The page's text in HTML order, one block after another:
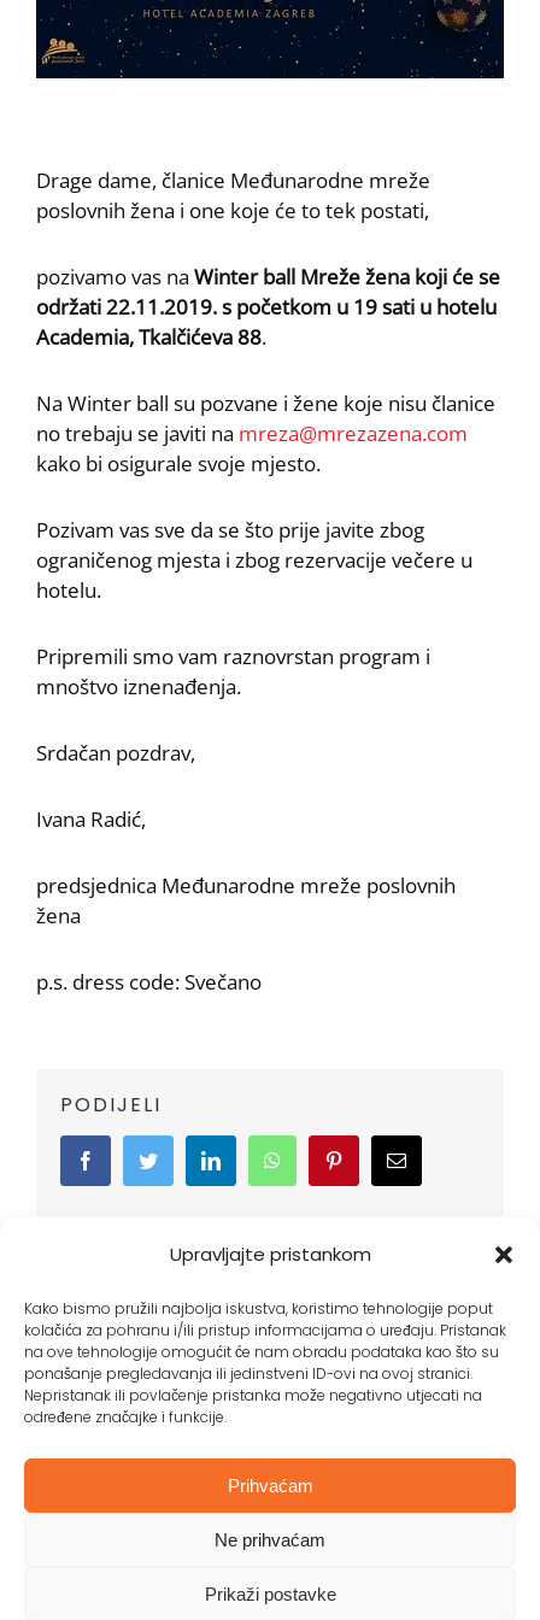
Upravljajte pristankom
Kako bismo pružili najbolja iskustva, koristimo tehnologije poput
kolačića za pohranu i/ili pristup informacijama o uređaju. Pristanak
na ove tehnologije omogućit će nam obradu podataka kao što su
ponašanje pregledavanja ili jedinstveni ID-ovi na ovoj stranici.
Nepristanak ili povlačenje pristanka može negativno utjecati na
određene značajke i funkcije.
Prihvaćam
Ne prihvaćam
Prikaži postavke
Drage dame, članice Međunarodne mreže
poslovnih žena i one koje će to tek postati,
pozivamo vas na Winter ball Mreže žena koji će se
održati 22.11.2019. s početkom u 19 sati u hotelu
Academia, Tkalčićeva 88.
Na Winter ball su pozvane i žene koje nisu članice
no trebaju se javiti na mreza@mrezazena.com
kako bi osigurale svoje mjesto.
Pozivam vas sve da se što prije javite zbog
ograničenog mjesta i zbog rezervacije večere u
hotelu.
Pripremili smo vam raznovrstan program i
mnoštvo iznenađenja.
Srdačan pozdrav,
Ivana Radić,
predsjednica Međunarodne mreže poslovnih
žena
p.s. dress code: Svečano
PODIJELI
FacebookTwitter LinkedIn WhatsAppPinterestEmail:
Impressum Pravila privatnosti
mreza@mrezazena.com